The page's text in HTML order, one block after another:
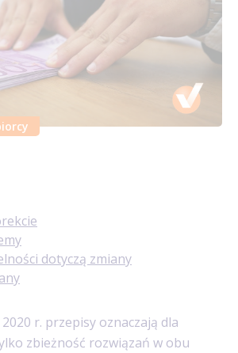
dotyczą zmiany
r. przepisy oznaczają dla
zbieżność rozwiązań w obu